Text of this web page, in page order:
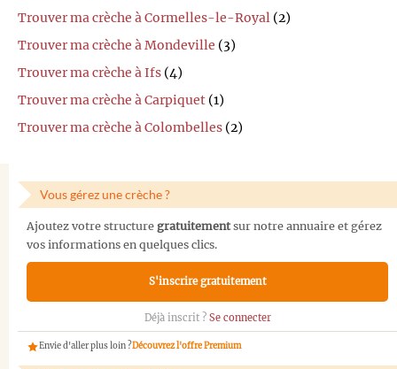
Trouver ma crèche à Cormelles-le-Royal (2)
Trouver ma crèche à Mondeville (3)
Trouver ma crèche à Ifs (4)
Trouver ma crèche à Carpiquet (1)
Trouver ma crèche à Colombelles (2)
Vous gérez une crèche ?
Ajoutez votre structure gratuitementsur notre annuaire et gérez
vos informations en quelques clics.
S'inscrire gratuitement
Déjà inscrit ? Se connecter
Envie d'aller plus loin ?Découvrez l'offre Premium